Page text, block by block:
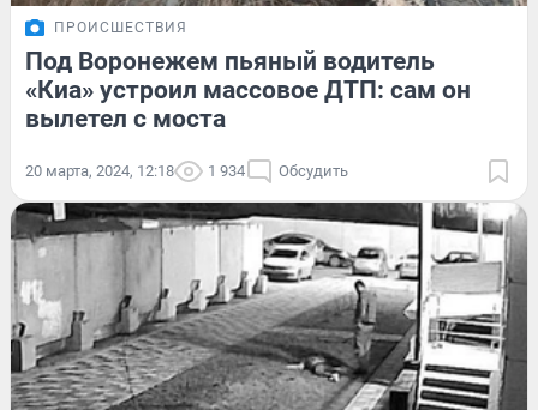
ПРОИСШЕСТВИЯ
Под Воронежем пьяный водитель
«Киа» устроил массовое ДТП: сам он
вылетел с моста
20 марта, 2024, 12:18 1 934 Обсудить